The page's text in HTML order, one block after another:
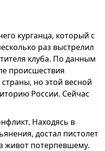
курганца, который с
раз выстрелил
клуба. По данным
происшествия
но этой весной
России. Сейчас
Находясь в
достал пистолет
живот потерпевшему.